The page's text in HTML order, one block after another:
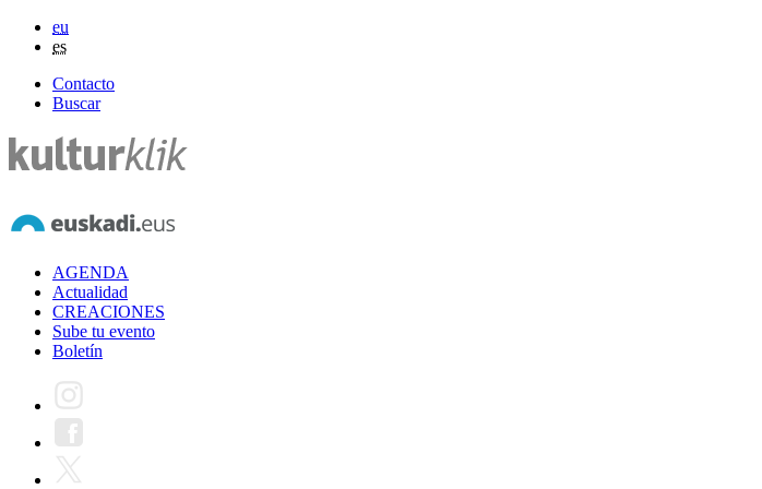
eu
es
Contacto
Buscar
AGENDA
Actualidad
CREACIONES
Sube tu evento
Boletín